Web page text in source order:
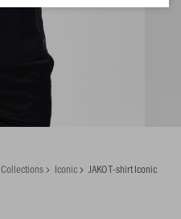
Collections Iconic JAKO T-shirt Iconic